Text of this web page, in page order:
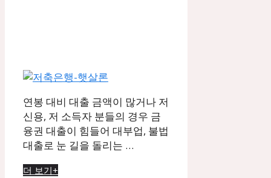
연봉 대비 대출 금액이 많거나 저
신용, 저 소득자 분들의 경우 금
융권 대출이 힘들어 대부업, 불법
대출로 눈 길을 돌리는 …
더 보기+